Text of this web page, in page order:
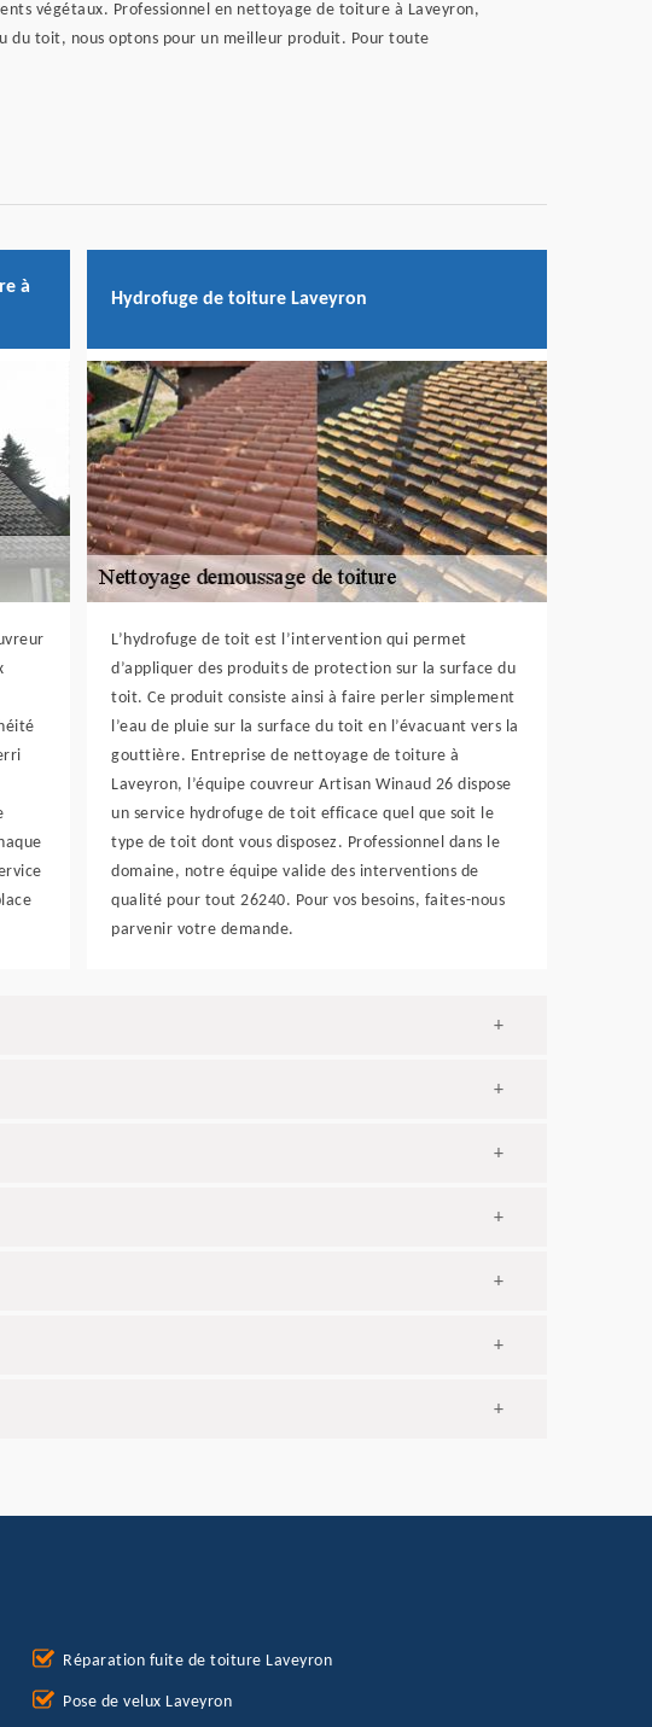
végétaux. Professionnel en nettoyage de toiture à Laveyron,
du toit, nous optons pour un meilleur produit. Pour toute
à
Hydrofuge de toiture Laveyron
L’hydrofuge de toit est l’intervention qui permet
d’appliquer des produits de protection sur la surface du
toit. Ce produit consiste ainsi à faire perler simplement
l’eau de pluie sur la surface du toit en l’évacuant vers la
gouttière. Entreprise de nettoyage de toiture à
Laveyron, l’équipe couvreur Artisan Winaud 26 dispose
un service hydrofuge de toit efficace quel que soit le
type de toit dont vous disposez. Professionnel dans le
domaine, notre équipe valide des interventions de
qualité pour tout 26240. Pour vos besoins, faites-nous
parvenir votre demande.
+
+
+
+
+
+
+
Réparation fuite de toiture Laveyron
Pose de velux Laveyron